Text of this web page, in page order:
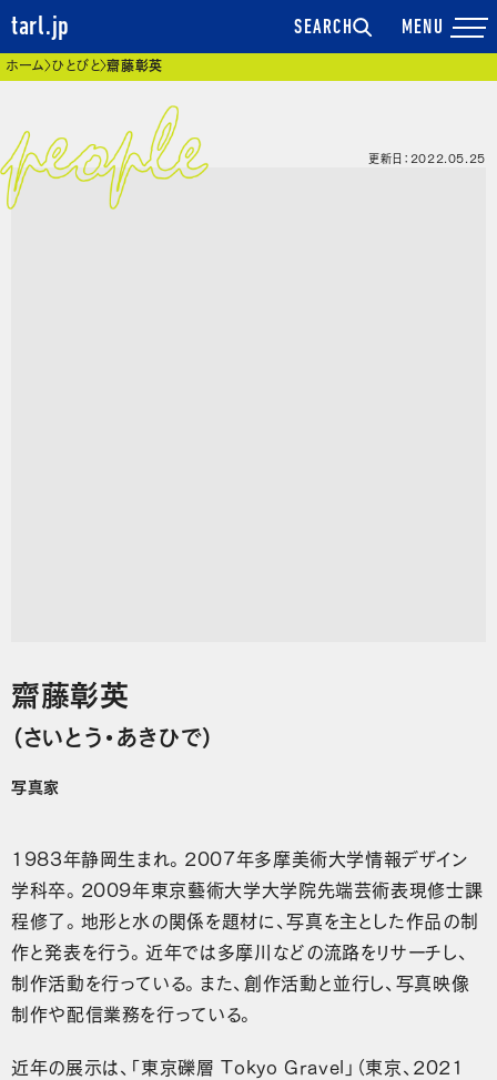
tarl.jp SEARCH
現在位置
ホーム ひとびと 齋藤彰英
齋藤彰英
（さいとう・あきひで）
写真家
更新日：2022.05.25
1983年静岡生まれ。2007年多摩美術大学情報デザイン
学科卒。2009年東京藝術大学大学院先端芸術表現修士課
程修了。地形と水の関係を題材に、写真を主とした作品の制
作と発表を行う。近年では多摩川などの流路をリサーチし、
制作活動を行っている。また、創作活動と並行し、写真映像
制作や配信業務を行っている。
近年の展示は、「東京礫層 Tokyo Gravel」（東京、2021